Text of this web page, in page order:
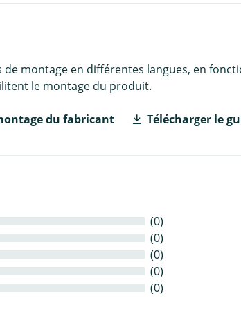
de montage en différentes langues, en
le montage du produit.
du fabricant Télécharger le
(0)
(0)
(0)
(0)
(0)